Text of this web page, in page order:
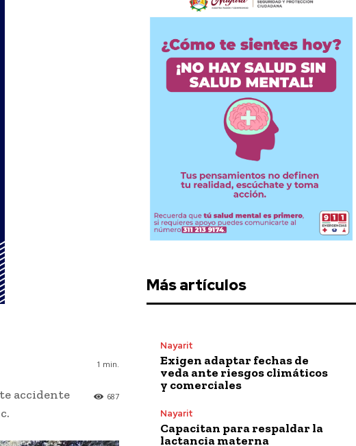
1 min.
687
accidente
Más artículos
Nayarit
Exigen adaptar fechas de
veda ante riesgos climáticos
y comerciales
Nayarit
Capacitan para respaldar la
lactancia materna